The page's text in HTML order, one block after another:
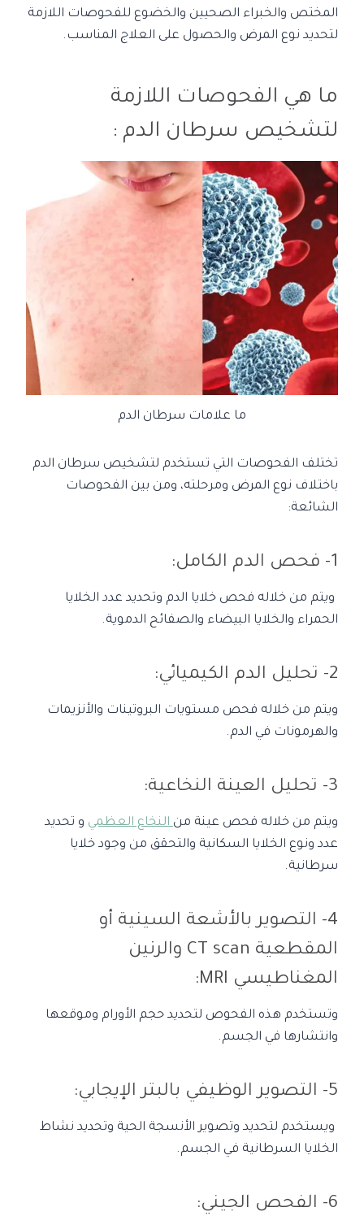
المختص والخبراء الصحيين والخضوع للفحوصات اللازمة
لتحديد نوع المرض والحصول على العلاج المناسب.
ما هي الفحوصات اللازمة
لتشخيص سرطان الدم :
ما علامات سرطان الدم
تختلف الفحوصات التي تستخدم لتشخيص سرطان الدم
باختلاف نوع المرض ومرحلته، ومن بين الفحوصات
الشائعة:
1- فحص الدم الكامل:
ويتم من خلاله فحص خلايا الدم وتحديد عدد الخلايا
الحمراء والخلايا البيضاء والصفائح الدموية.
2- تحليل الدم الكيميائي:
ويتم من خلاله فحص مستويات البروتينات والأنزيمات
والهرمونات في الدم.
3- تحليل العينة النخاعية:
ويتم من خلاله فحص عينة منالنخاع العظمي و تحديد
عدد ونوع الخلايا السكانية والتحقق من وجود خلايا
سرطانية.
4- التصوير بالأشعة السينية أو
المقطعية CT scan والرنين
المغناطيسي MRI:
وتستخدم هذه الفحوص لتحديد حجم الأورام وموقعها
وانتشارها في الجسم.
5- التصوير الوظيفي بالبتر الإيجابي:
ويستخدم لتحديد وتصوير الأنسجة الحية وتحديد نشاط
الخلايا السرطانية في الجسم.
6- الفحص الجيني: